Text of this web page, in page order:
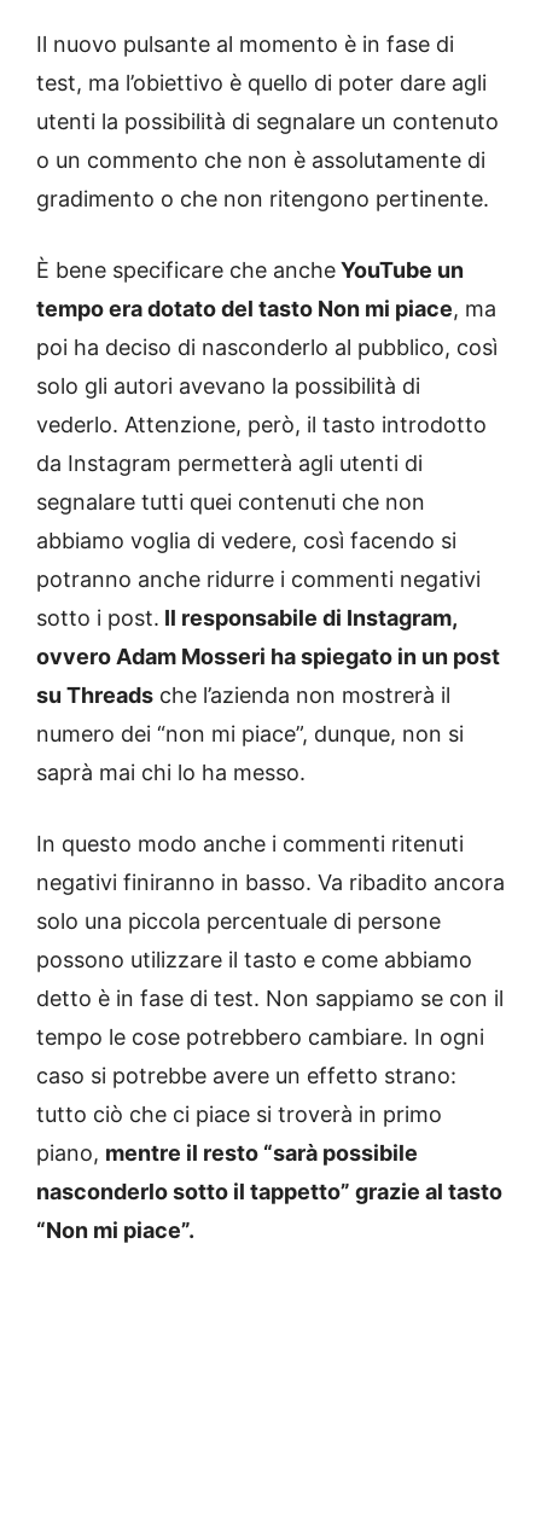
Il nuovo pulsante al momento è in fase di
test, ma l’obiettivo è quello di poter dare agli
utenti la possibilità di segnalare un contenuto
o un commento che non è assolutamente di
gradimento o che non ritengono pertinente.
È bene specificare che ancheYouTube un
tempo era dotato del tasto Non mi piace, ma
poi ha deciso di nasconderlo al pubblico, così
solo gli autori avevano la possibilità di
vederlo. Attenzione, però, il tasto introdotto
da Instagram permetterà agli utenti di
segnalare tutti quei contenuti che non
abbiamo voglia di vedere, così facendo si
potranno anche ridurre i commenti negativi
sotto i post. Il responsabile di Instagram,
ovvero Adam Mosseri ha spiegato in un post
su Threads che l’azienda non mostrerà il
numero dei “non mi piace”, dunque, non si
saprà mai chi lo ha messo.
In questo modo anche i commenti ritenuti
negativi finiranno in basso. Va ribadito ancora
solo una piccola percentuale di persone
possono utilizzare il tasto e come abbiamo
detto è in fase di test. Non sappiamo se con il
tempo le cose potrebbero cambiare. In ogni
caso si potrebbe avere un effetto strano:
tutto ciò che ci piace si troverà in primo
piano, mentre il resto “sarà possibile
nasconderlo sotto il tappetto” grazie al tasto
“Non mi piace”.